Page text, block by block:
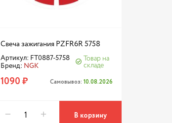
Свеча зажигания PZFR6R 5758
Артикул: FT0887-5758
Бренд: NGK
Товар на
складе
1090 ₽ Самовывоз: 10.08.2026
В корзину